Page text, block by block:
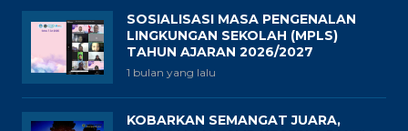
SOSIALISASI MASA PENGENALAN
LINGKUNGAN SEKOLAH (MPLS)
TAHUN AJARAN 2026/2027
1 bulan yang lalu
KOBARKAN SEMANGAT JUARA,